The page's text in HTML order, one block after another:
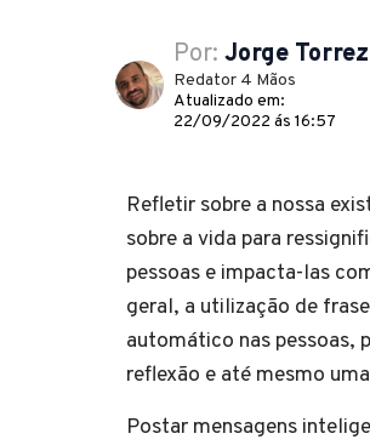
Por: Jorge Torrez
Redator 4 Mãos
Atualizado em:
22/09/2022 ás 16:57
Refletir sobre a nossa
sobre a vida para
pessoas e impacta-las
geral, a utilização de
automático nas pessoas,
reflexão e até mesmo
Postar mensagens